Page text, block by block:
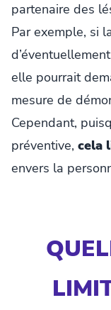
partenaire des
Par exemple, si
elle pourrait
mesure de
Cependant,
préventive, cela
envers la